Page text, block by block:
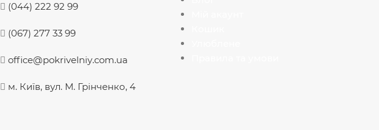
(044) 222 92 99
(067) 277 33 99
office@pokrivelniy.com.ua
м. Київ, вул. М. Грінченко, 4